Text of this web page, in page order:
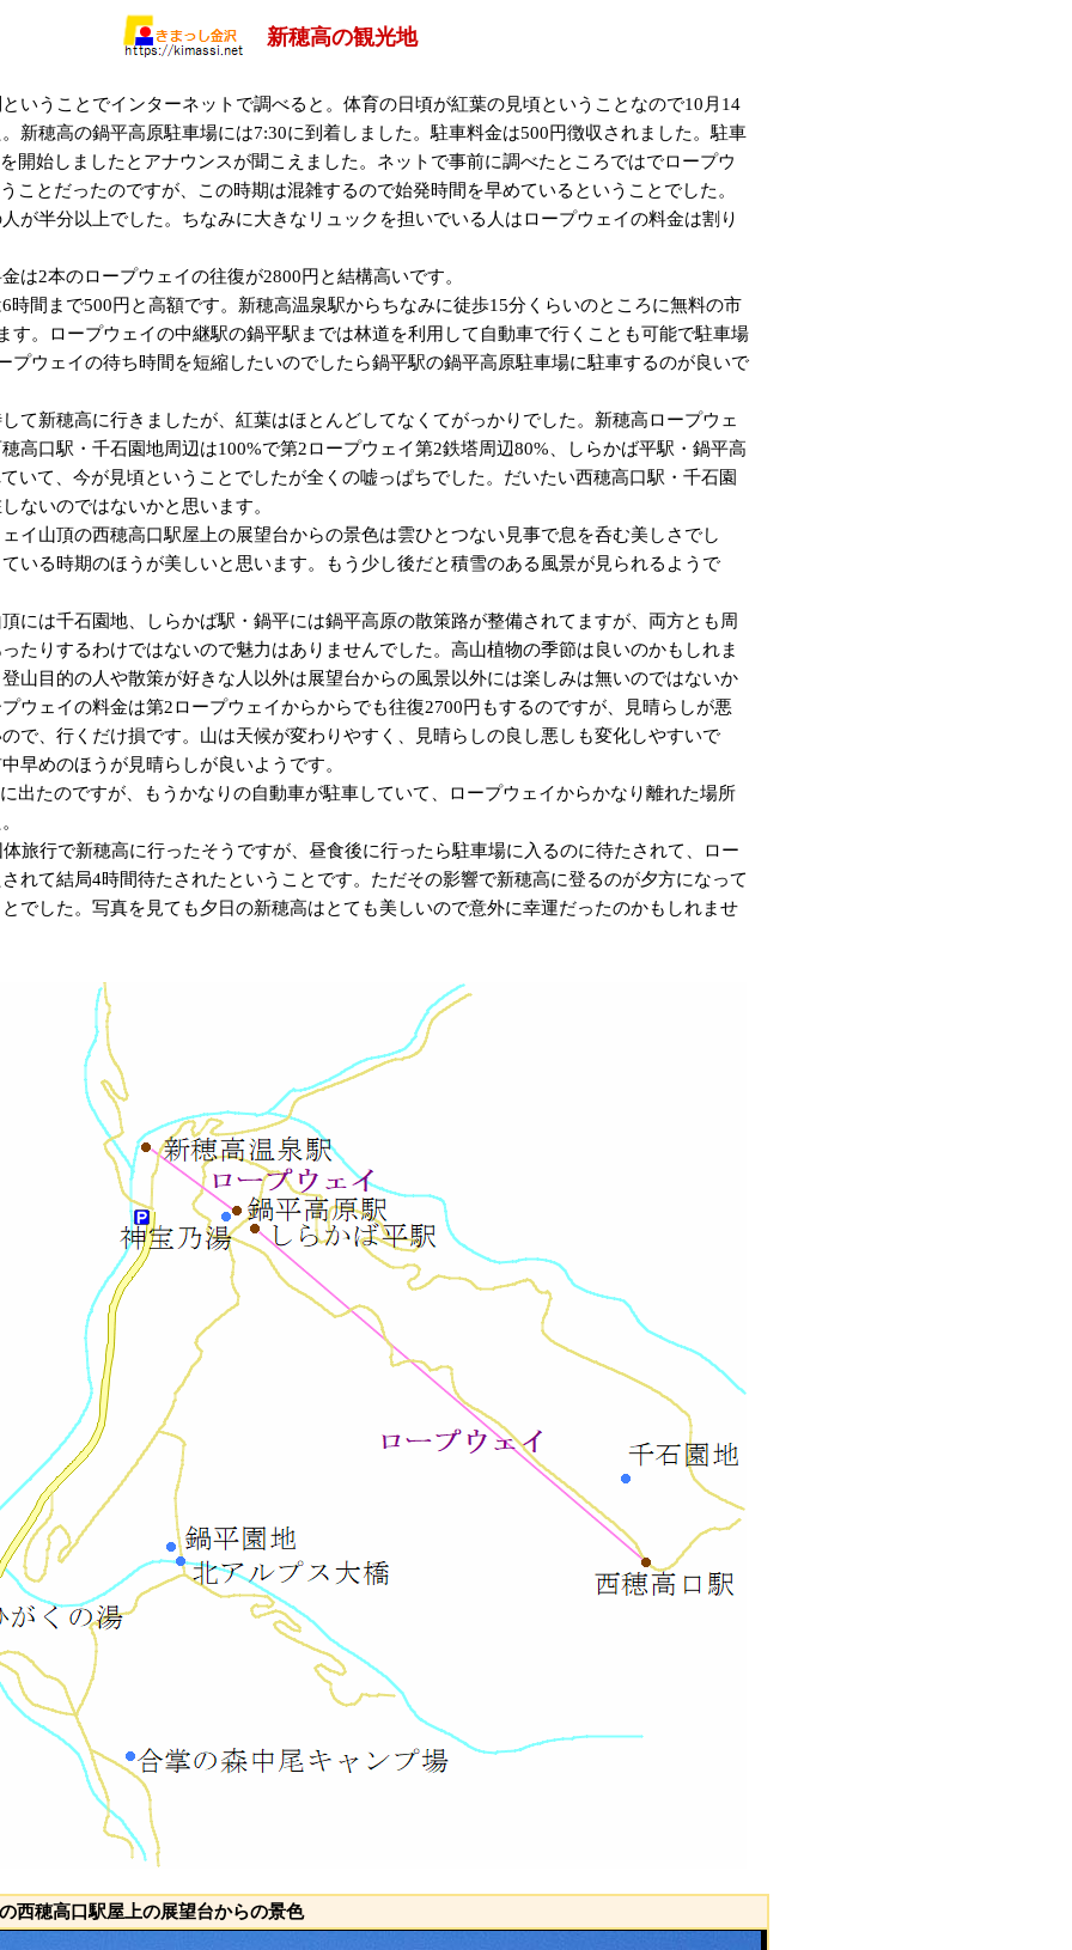
新穂高の観光地
いうことでインターネットで調べると。体育の日頃が紅葉の見頃ということなので10月14
新穂高の鍋平高原駐車場には7:30に到着しました。駐車料金は500円徴収されました。駐車
開始しましたとアナウンスが聞こえました。ネットで事前に調べたところではでロープウ
ことだったのですが、この時期は混雑するので始発時間を早めているということでした。
が半分以上でした。ちなみに大きなリュックを担いでいる人はロープウェイの料金は割り
は2本のロープウェイの往復が2800円と結構高いです。
時間まで500円と高額です。新穂高温泉駅からちなみに徒歩15分くらいのところに無料の市
す。ロープウェイの中継駅の鍋平駅までは林道を利用して自動車で行くことも可能で駐車場
プウェイの待ち時間を短縮したいのでしたら鍋平駅の鍋平高原駐車場に駐車するのが良いで
て新穂高に行きましたが、紅葉はほとんどしてなくてがっかりでした。新穂高ロープウェ
高口駅・千石園地周辺は100%で第2ロープウェイ第2鉄塔周辺80%、しらかば平駅・鍋平高
いて、今が見頃ということでしたが全くの嘘っぱちでした。だいたい西穂高口駅・千石園
ないのではないかと思います。
イ山頂の西穂高口駅屋上の展望台からの景色は雲ひとつない見事で息を呑む美しさでし
いる時期のほうが美しいと思います。もう少し後だと積雪のある風景が見られるようで
には千石園地、しらかば駅・鍋平には鍋平高原の散策路が整備されてますが、両方とも周
たりするわけではないので魅力はありませんでした。高山植物の季節は良いのかもしれま
山目的の人や散策が好きな人以外は展望台からの風景以外には楽しみは無いのではないか
ウェイの料金は第2ロープウェイからからでも往復2700円もするのですが、見晴らしが悪
で、行くだけ損です。山は天候が変わりやすく、見晴らしの良し悪しも変化しやすいで
早めのほうが見晴らしが良いようです。
出たのですが、もうかなりの自動車が駐車していて、ロープウェイからかなり離れた場所
旅行で新穂高に行ったそうですが、昼食後に行ったら駐車場に入るのに待たされて、ロー
れて結局4時間待たされたということです。ただその影響で新穂高に登るのが夕方になって
でした。写真を見ても夕日の新穂高はとても美しいので意外に幸運だったのかもしれませ
西穂高口駅屋上の展望台からの景色